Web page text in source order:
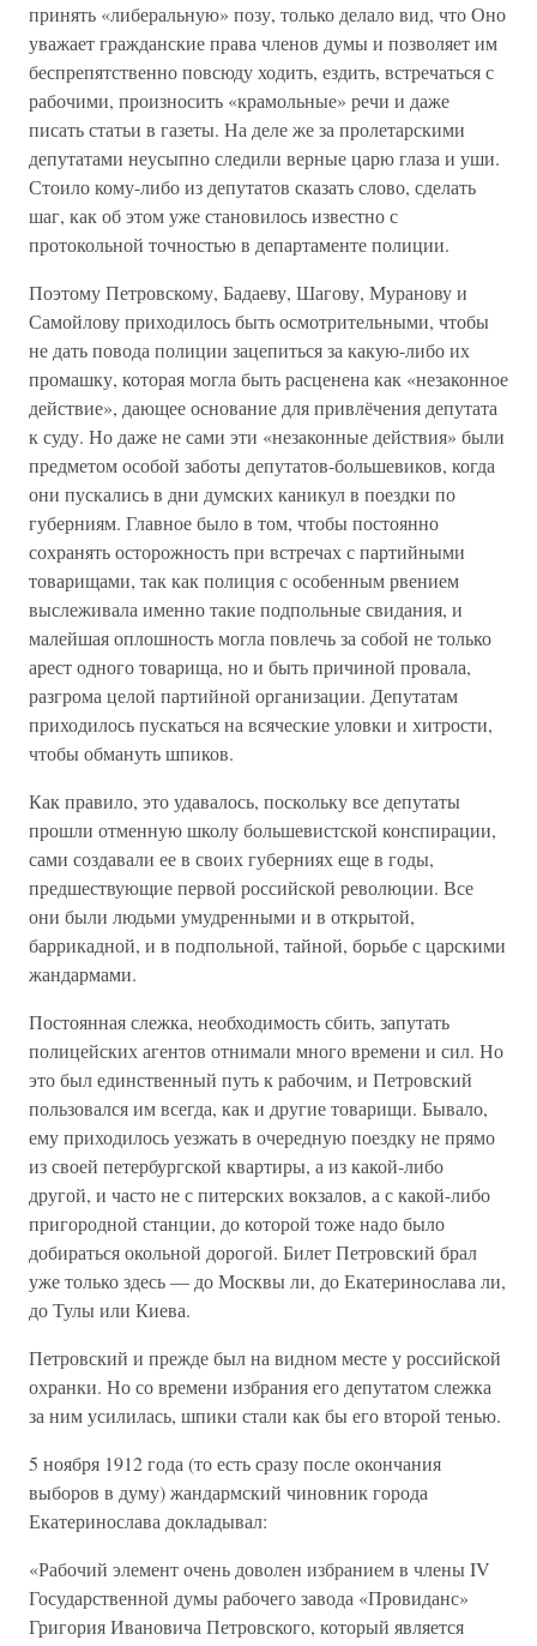
принять «либеральную» позу, только делало вид, что Оно
уважает гражданские права членов думы и позволяет им
беспрепятственно повсюду ходить, ездить, встречаться с
рабочими, произносить «крамольные» речи и даже
писать статьи в газеты. На деле же за пролетарскими
депутатами неусыпно следили верные царю глаза и уши.
Стоило кому-либо из депутатов сказать слово, сделать
шаг, как об этом уже становилось известно с
протокольной точностью в департаменте полиции.
Поэтому Петровскому, Бадаеву, Шагову, Муранову и
Самойлову приходилось быть осмотрительными, чтобы
не дать повода полиции зацепиться за какую-либо их
промашку, которая могла быть расценена как «незаконное
действие», дающее основание для привлёчения депутата
к суду. Но даже не сами эти «незаконные действия» были
предметом особой заботы депутатов-большевиков, когда
они пускались в дни думских каникул в поездки по
губерниям. Главное было в том, чтобы постоянно
сохранять осторожность при встречах с партийными
товарищами, так как полиция с особенным рвением
выслеживала именно такие подпольные свидания, и
малейшая оплошность могла повлечь за собой не только
арест одного товарища, но и быть причиной провала,
разгрома целой партийной организации. Депутатам
приходилось пускаться на всяческие уловки и хитрости,
чтобы обмануть шпиков.
Как правило, это удавалось, поскольку все депутаты
прошли отменную школу большевистской конспирации,
сами создавали ее в своих губерниях еще в годы,
предшествующие первой российской революции. Все
они были людьми умудренными и в открытой,
баррикадной, и в подпольной, тайной, борьбе с царскими
жандармами.
Постоянная слежка, необходимость сбить, запутать
полицейских агентов отнимали много времени и сил. Но
это был единственный путь к рабочим, и Петровский
пользовался им всегда, как и другие товарищи. Бывало,
ему приходилось уезжать в очередную поездку не прямо
из своей петербургской квартиры, а из какой-либо
другой, и часто не с питерских вокзалов, а с какой-либо
пригородной станции, до которой тоже надо было
добираться окольной дорогой. Билет Петровский брал
уже только здесь — до Москвы ли, до Екатеринослава ли,
до Тулы или Киева.
Петровский и прежде был на видном месте у российской
охранки. Но со времени избрания его депутатом слежка
за ним усилилась, шпики стали как бы его второй тенью.
5 ноября 1912 года (то есть сразу после окончания
выборов в думу) жандармский чиновник города
Екатеринослава докладывал:
«Рабочий элемент очень доволен избранием в члены IV
Государственной думы рабочего завода «Провиданс»
Григория Ивановича Петровского, который является